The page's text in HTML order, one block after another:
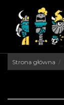
Strona główna